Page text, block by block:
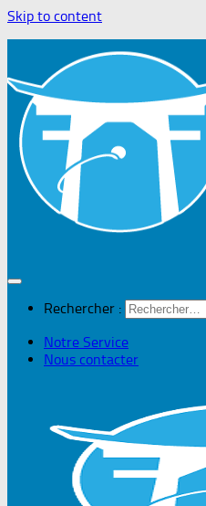
Skip to content
Rechercher :
Notre Service
Nous contacter